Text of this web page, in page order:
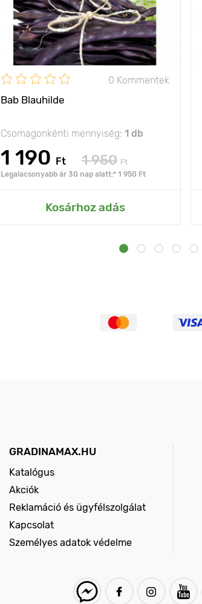
0 Kommentek
Bab Blauhilde
Csomagonkénti mennyiség: 1 db
1 190 Ft 1 950 Ft
Legalacsonyabb ár 30 nap alatt:* 1 950 Ft
Kosárhoz adás
GRADINAMAX.HU
Katalógus
Akciók
Reklamáció és ügyfélszolgálat
Kapcsolat
Személyes adatok védelme